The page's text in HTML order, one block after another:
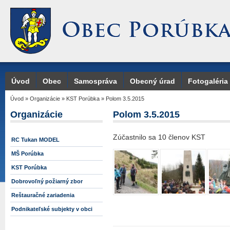
Úvod Obec Samospráva Obecný úrad Fotogaléria
Úvod » Organizácie » KST Porúbka » Polom 3.5.2015
Organizácie
RC Tukan MODEL
MŠ Porúbka
KST Porúbka
Dobrovoľný požiarný zbor
Reštauračné zariadenia
Podnikateľské subjekty v obci
Polom 3.5.2015
Zúčastnilo sa 10 členov KST